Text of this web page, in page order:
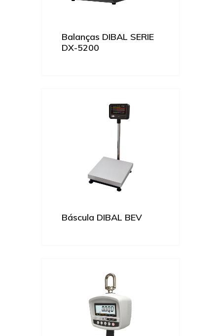
Balanças DIBAL SERIE
DX-5200
Báscula DIBAL BEV